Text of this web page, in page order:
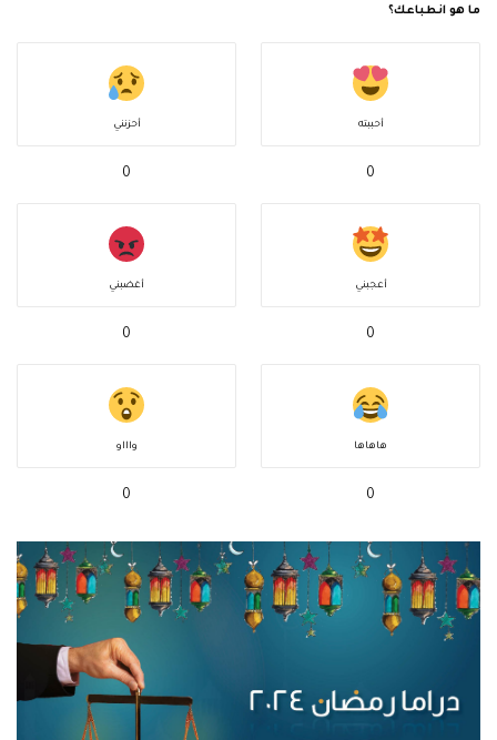
ما هو انطباعك؟
أحببته
0
أحزنني
0
أعجبني
0
أغضبني
0
هاهاها
0
واااو
0